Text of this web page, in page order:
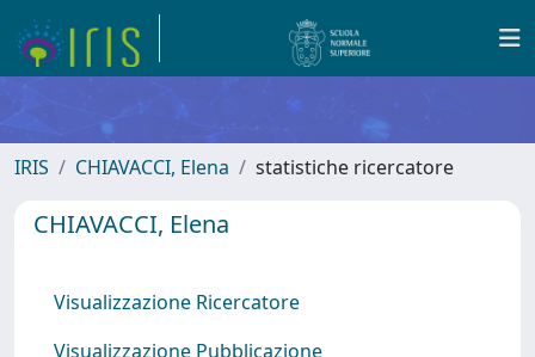
IRIS CHIAVACCI, Elena statistiche ricercatore
CHIAVACCI, Elena
Visualizzazione Ricercatore
Visualizzazione Pubblicazione